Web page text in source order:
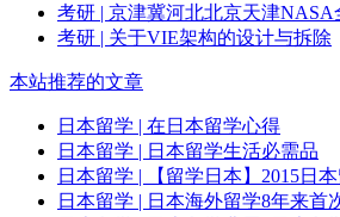
考研 | 京津冀河北北京天津NASA
考研 | 关于VIE架构的设计与拆除
本站推荐的文章
日本留学 | 在日本留学心得
日本留学 | 日本留学生活必需品
日本留学 | 【留学日本】2015日
日本留学 | 日本海外留学8年来首